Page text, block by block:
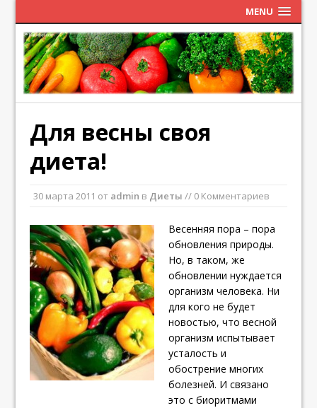
MENU
Для весны своя
диета!
30 марта 2011 от admin в Диеты // 0 Комментариев
Весенняя пора – пора
обновления природы.
Но, в таком, же
обновлении нуждается
организм человека. Ни
для кого не будет
новостью, что весной
организм испытывает
усталость и
обострение многих
болезней. И связано
это с биоритмами